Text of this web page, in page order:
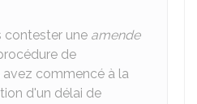
contester une amende
de
commencé à la
d'un délai de